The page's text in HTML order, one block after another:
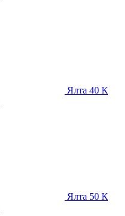
Ялта 40 К
Ялта 50 К